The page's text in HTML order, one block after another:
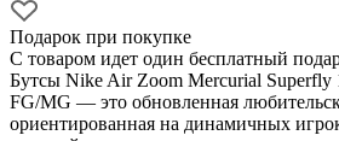
Подарок при покупке
С товаром идет один бесплатный
Бутсы Nike Air Zoom Mercurial Superfly
FG/MG — это обновленная
ориентированная на динамичных